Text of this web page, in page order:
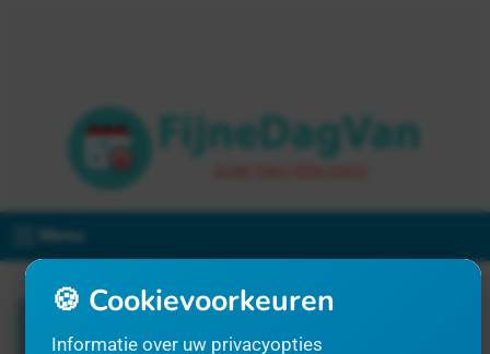
Menu
Zoeken
🍪 Cookievoorkeuren
Informatie over uw privacyopties